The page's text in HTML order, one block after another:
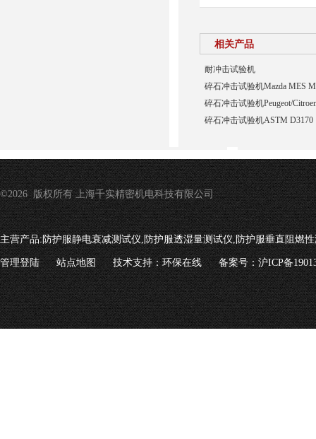
相关产品
耐冲击试验机
碎石冲击试验机Mazda MES
碎石冲击试验机Peugeot/
碎石冲击试验机ASTM D3170
©2026 版权所有 上海千实精密机电科技有限公司
主营产品:防护服静电衰减测试仪,防护服透湿量测试仪,防护服垂直阻燃
管理登陆 站点地图 技术支持：环保在线 备案号：沪ICP备